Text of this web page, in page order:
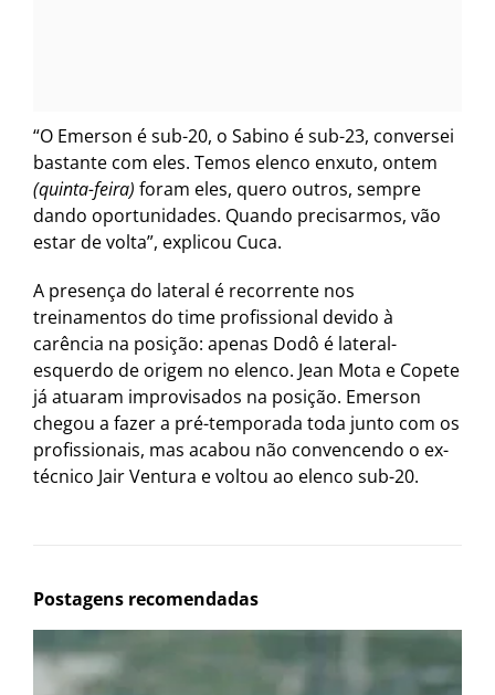
“O Emerson é sub-20, o Sabino é sub-23, conversei
bastante com eles. Temos elenco enxuto, ontem
(quinta-feira) foram eles, quero outros, sempre
dando oportunidades. Quando precisarmos, vão
estar de volta”, explicou Cuca.
A presença do lateral é recorrente nos
treinamentos do time profissional devido à
carência na posição: apenas Dodô é lateral-
esquerdo de origem no elenco. Jean Mota e Copete
já atuaram improvisados na posição. Emerson
chegou a fazer a pré-temporada toda junto com os
profissionais, mas acabou não convencendo o ex-
técnico Jair Ventura e voltou ao elenco sub-20.
Postagens recomendadas